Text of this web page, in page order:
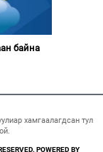
байна
хамгаалагдсан тул
POWERED BY